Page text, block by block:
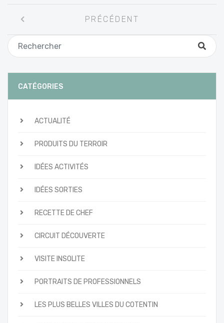
entre
les
articles
PRÉCÉDENT
CATÉGORIES
ACTUALITÉ
PRODUITS DU TERROIR
IDÉES ACTIVITÉS
IDÉES SORTIES
RECETTE DE CHEF
CIRCUIT DÉCOUVERTE
VISITE INSOLITE
PORTRAITS DE PROFESSIONNELS
LES PLUS BELLES VILLES DU COTENTIN